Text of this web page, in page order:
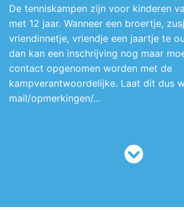
De tenniskampen zijn voor kinderen
met 12 jaar. Wanneer een broertje,
vriendinnetje, vriendje een jaartje te
dan kan een inschrijving nog maar
contact opgenomen worden met de
kampverantwoordelijke. Laat dit dus
mail/opmerkingen/...